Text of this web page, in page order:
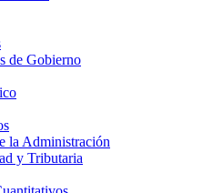
de Gobierno
la Administración
y Tributaria